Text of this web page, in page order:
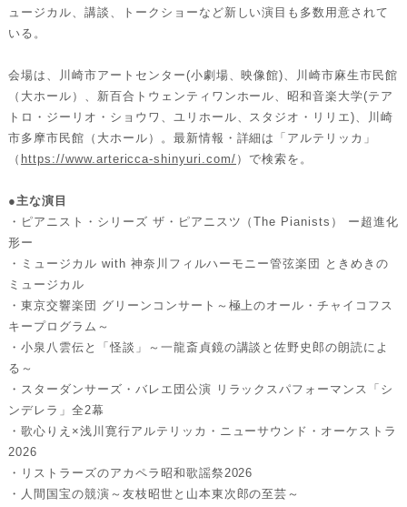
ュージカル、講談、トークショーなど新しい演目も多数用意されて
いる。
会場は、川崎市アートセンター(小劇場、映像館)、川崎市麻生市民館
（大ホール）、新百合トウェンティワンホール、昭和音楽大学(テア
トロ・ジーリオ・ショウワ、ユリホール、スタジオ・リリエ)、川崎
市多摩市民館（大ホール）。最新情報・詳細は「アルテリッカ」
（ https://www.artericca-shinyuri.com/ ）で検索を。
●主な演目
・ピアニスト・シリーズ ザ・ピアニスツ（The Pianists） ー超進化
形ー
・ミュージカル with 神奈川フィルハーモニー管弦楽団 ときめきの
ミュージカル
・東京交響楽団 グリーンコンサート～極上のオール・チャイコフス
キープログラム～
・小泉八雲伝と「怪談」～一龍斎貞鏡の講談と佐野史郎の朗読によ
る～
・スターダンサーズ・バレエ団公演 リラックスパフォーマンス「シ
ンデレラ」全2幕
・歌心りえ×浅川寛行アルテリッカ・ニューサウンド・オーケストラ
2026
・リストラーズのアカペラ昭和歌謡祭2026
・人間国宝の競演～友枝昭世と山本東次郎の至芸～